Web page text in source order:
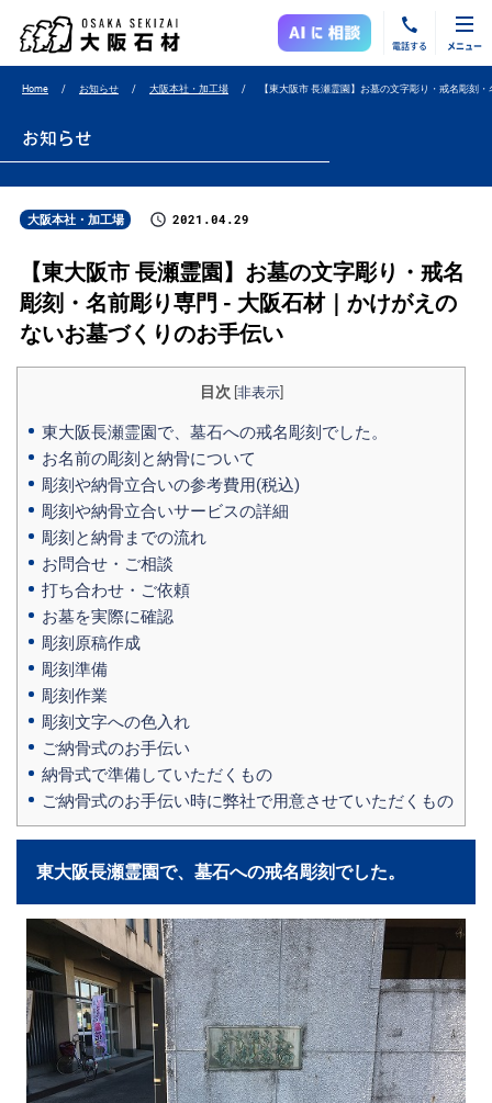
電話する メニュー
Home お知らせ 大阪本社・加工場 【東大阪市 長瀬霊園】お墓の文字彫り・戒名彫刻
お知らせ
大阪本社・加工場 2021.04.29
【東大阪市 長瀬霊園】お墓の文字彫り・戒名
彫刻・名前彫り専門 - 大阪石材｜かけがえの
ないお墓づくりのお手伝い
目次 非表示]
東大阪長瀬霊園で、墓石への戒名彫刻でした。
お名前の彫刻と納骨について
彫刻や納骨立合いの参考費用(税込)
彫刻や納骨立合いサービスの詳細
彫刻と納骨までの流れ
お問合せ・ご相談
打ち合わせ・ご依頼
お墓を実際に確認
彫刻原稿作成
彫刻準備
彫刻作業
彫刻文字への色入れ
ご納骨式のお手伝い
納骨式で準備していただくもの
ご納骨式のお手伝い時に弊社で用意させていただくもの
東大阪長瀬霊園で、墓石への戒名彫刻でした。